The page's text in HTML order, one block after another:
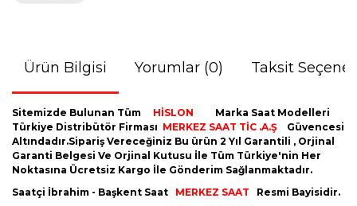
Ürün Bilgisi Yorumlar (0) Taksit
Sitemizde Bulunan Tüm HİSLON
Marka Saat Modelleri
Türkiye Distribütör Firması MERKEZ SAAT TİC .A.Ş
Güvencesi
Altındadır.Sipariş Vereceğiniz Bu ürün 2 Yıl Garantili , Orjinal
Garanti Belgesi Ve Orjinal Kutusu İle Tüm Türkiye'nin Her
Noktasına Ücretsiz Kargo İle Gönderim Sağlanmaktadır.
Saatçi İbrahim - Başkent Saat MERKEZ SAAT Resmi Bayisidir.